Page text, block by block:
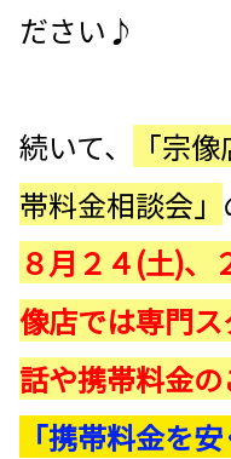
ださい♪
続いて、 「宗
帯料金相談会」
８月２４(土)、
像店では専門
話や携帯料金の
「携帯料金を安